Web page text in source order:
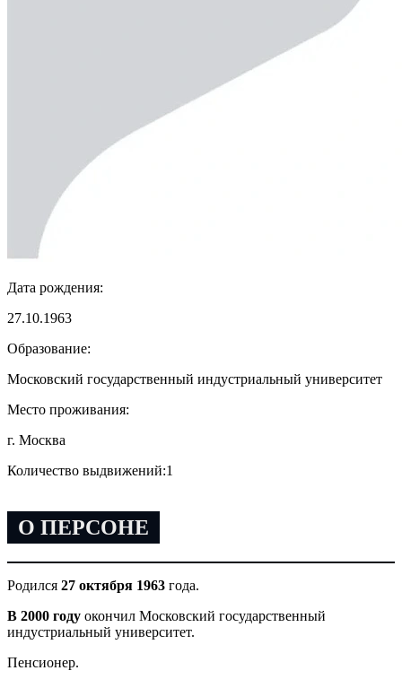
Дата рождения:
27.10.1963
Образование:
Московский государственный индустриальный университет
Место проживания:
г. Москва
Количество выдвижений:1
О ПЕРСОНЕ
Родился 27 октября 1963 года.
В 2000 году окончил Московский государственный
индустриальный университет.
Пенсионер.